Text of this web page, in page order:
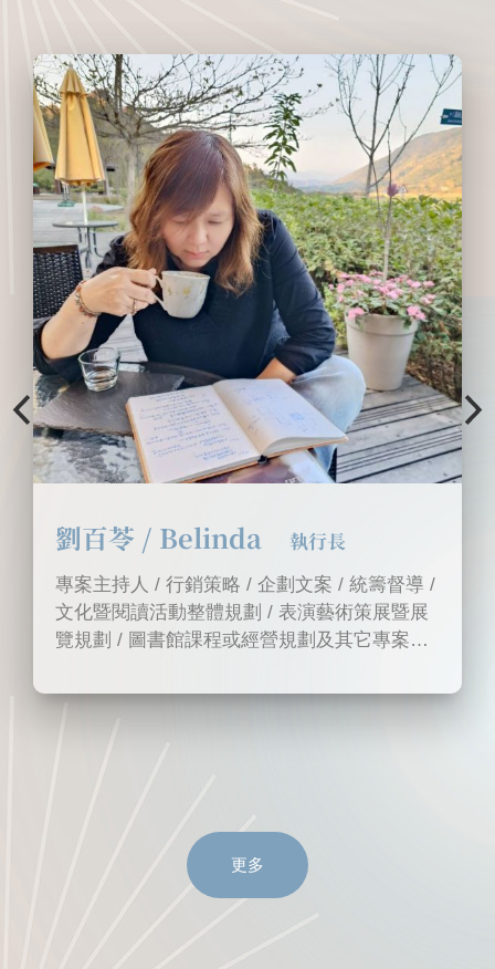
劉百苓 / Belinda 執行長
專案主持人 / 行銷策略 / 企劃文案 / 統籌督導 /
文化暨閱讀活動整體規劃 / 表演藝術策展暨展
覽規劃 / 圖書館課程或經營規劃及其它專案執
更多